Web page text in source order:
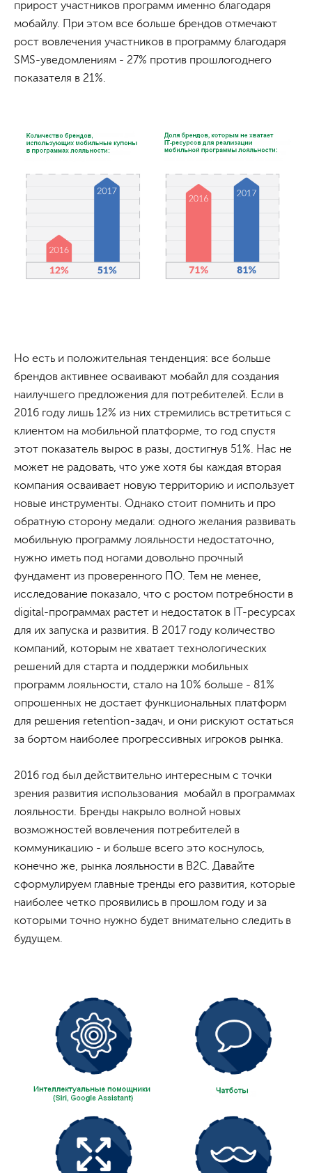
прирост участников программ именно благодаря
мобайлу. При этом все больше брендов отмечают
рост вовлечения участников в программу благодаря
SMS-уведомлениям - 27% против прошлогоднего
показателя в 21%.
Но есть и положительная тенденция: все больше
брендов активнее осваивают мобайл для создания
наилучшего предложения для потребителей. Если в
2016 году лишь 12% из них стремились встретиться с
клиентом на мобильной платформе, то год спустя
этот показатель вырос в разы, достигнув 51%. Нас не
может не радовать, что уже хотя бы каждая вторая
компания осваивает новую территорию и использует
новые инструменты. Однако стоит помнить и про
обратную сторону медали: одного желания развивать
мобильную программу лояльности недостаточно,
нужно иметь под ногами довольно прочный
фундамент из проверенного ПО. Тем не менее,
исследование показало, что с ростом потребности в
digital-программах растет и недостаток в IT-ресурсах
для их запуска и развития. В 2017 году количество
компаний, которым не хватает технологических
решений для старта и поддержки мобильных
программ лояльности, стало на 10% больше - 81%
опрошенных не достает функциональных платформ
для решения retention-задач, и они рискуют остаться
за бортом наиболее прогрессивных игроков рынка.
2016 год был действительно интересным с точки
зрения развития использования мобайл в программах
лояльности. Бренды накрыло волной новых
возможностей вовлечения потребителей в
коммуникацию - и больше всего это коснулось,
конечно же, рынка лояльности в B2C. Давайте
сформулируем главные тренды его развития, которые
наиболее четко проявились в прошлом году и за
которыми точно нужно будет внимательно следить в
будущем.